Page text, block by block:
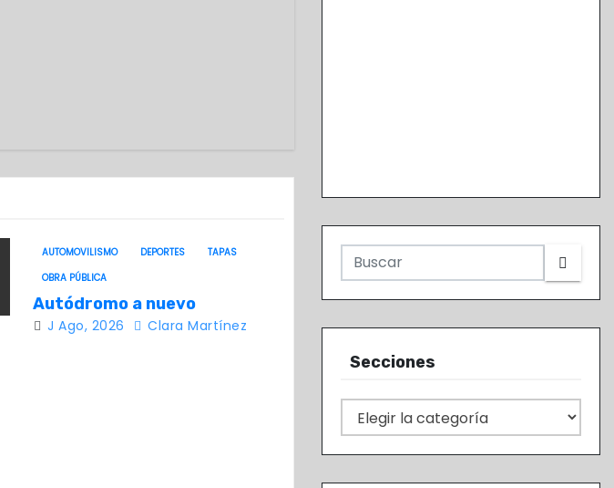
AUTOMOVILISMO DEPORTES
TAPAS
OBRA PÚBLICA
Autódromo a nuevo
J Ago, 2026 Clara Martínez
Secciones
e
c